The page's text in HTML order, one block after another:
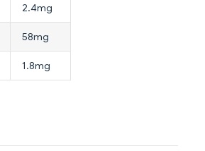
2.4mg
58mg
1.8mg